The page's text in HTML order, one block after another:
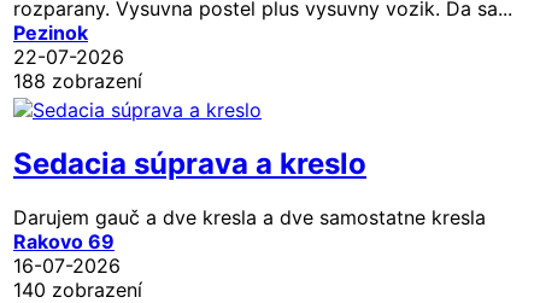
rozparany. Vysuvna postel plus vysuvny vozik. Da sa...
Pezinok
22-07-2026
188 zobrazení
Sedacia súprava a kreslo
Darujem gauč a dve kresla a dve samostatne kresla
Rakovo 69
16-07-2026
140 zobrazení